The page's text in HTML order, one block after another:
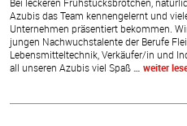
Bei leckeren Frühstücksbrötchen,
Azubis das Team kennengelernt und
Unternehmen präsentiert bekommen.
jungen Nachwuchstalente der Berufe
Lebensmitteltechnik, Verkäufer/in und
all unseren Azubis viel Spaß… weiter